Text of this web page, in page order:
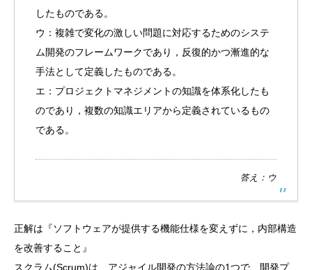
したものである。
ウ：複雑で変化の激しい問題に対応するためのシステ
ム開発のフレームワークであり，反復的かつ漸進的な
手法として定義したものである。
エ：プロジェクトマネジメントの知識を体系化したも
のであり，複数の知識エリアから定義されているもの
である。
答え：ウ
正解は『ソフトウェアが提供する機能仕様を変えずに，内部構造
を改善すること』
スクラム(Scrum)は、アジャイル開発の方法論の1つで、開発プ